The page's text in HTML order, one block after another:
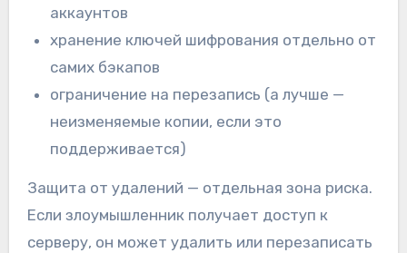
аккаунтов
хранение ключей шифрования отдельно от
самих бэкапов
ограничение на перезапись (а лучше —
неизменяемые копии, если это
поддерживается)
Защита от удалений — отдельная зона риска.
Если злоумышленник получает доступ к
серверу, он может удалить или перезаписать